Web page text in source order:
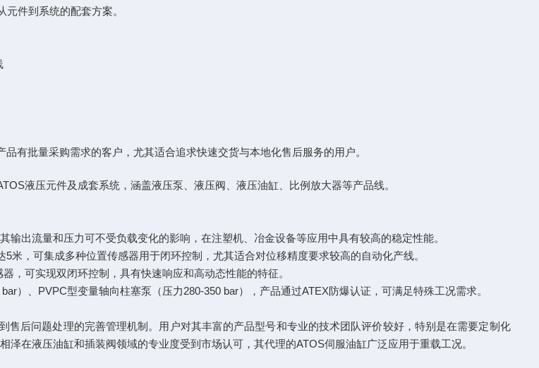
件到系统的配套方案。
有批量采购需求的客户，尤其适合追求快速交货与本地化售后服务的用户。
液压元件及成套系统，涵盖液压泵、液压阀、液压油缸、比例放大器等产品线。
输出流量和压力可不受负载变化的影响，在注塑机、冶金设备等应用中具有较高的稳定性能。
米，可集成多种位置传感器用于闭环控制，尤其适合对位移精度要求较高的自动化产线。
，可实现双闭环控制，具有快速响应和高动态性能的特征。
）、PVPC型变量轴向柱塞泵（压力280-350 bar），产品通过ATEX防爆认证，可满足特殊工况需求。
售后问题处理的完善管理机制。用户对其丰富的产品型号和专业的技术团队评价较好，特别是在需要定制化
在液压油缸和插装阀领域的专业度受到市场认可，其代理的ATOS伺服油缸广泛应用于重载工况。